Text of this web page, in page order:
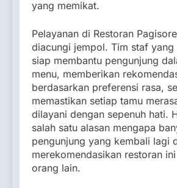
yang memikat.
Pelayanan di Restoran
diacungi jempol. Tim staf
siap membantu pengunjung
menu, memberikan
berdasarkan preferensi rasa,
memastikan setiap tamu
dilayani dengan sepenuh hati.
salah satu alasan mengapa
pengunjung yang kembali lagi
merekomendasikan restoran
orang lain.